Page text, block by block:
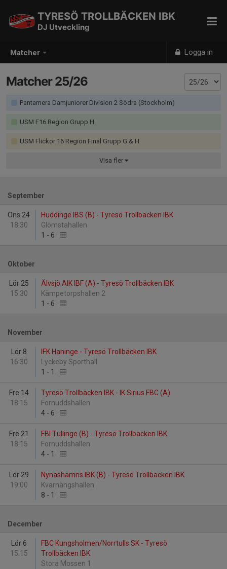
Matcher Logga in
TYRESÖ TROLLBÄCKEN IBK
DJ Utveckling
Matcher 25/26
Pantamera Damjuniorer Division 2 Södra (Stockholm)
USM F16 Region Grupp H
USM Flickor 16 Region Final Grupp G & H
Visa fler
September
Ons 24
18:30
Huddinge IBS (B) - Tyresö Trollbäcken IBK
Glömstahallen
1 - 6
Oktober
Lör 25
15:30
Älvsjö AIK IBF (A) - Tyresö Trollbäcken IBK
Kämpetorpshallen 2
1 - 6
November
Lör 8
16:30
IFK Haninge - Tyresö Trollbäcken IBK
Lyckeby Sporthall
1 - 1
Fre 14
18:15
Tyresö Trollbäcken IBK - IK Sirius FBC (A)
Fornuddshallen
4 - 6
Fre 21
18:15
FBI Tullinge (B) - Tyresö Trollbäcken IBK
Fornuddshallen
4 - 1
Lör 29
19:00
Nynäshamns IBK (B) - Tyresö Trollbäcken IBK
Kvarnängshallen
8 - 1
December
Lör 6
15:15
FBC Kungsholmen/Norrtulls SK - Tyresö
Trollbäcken IBK
Stora Mossen 1